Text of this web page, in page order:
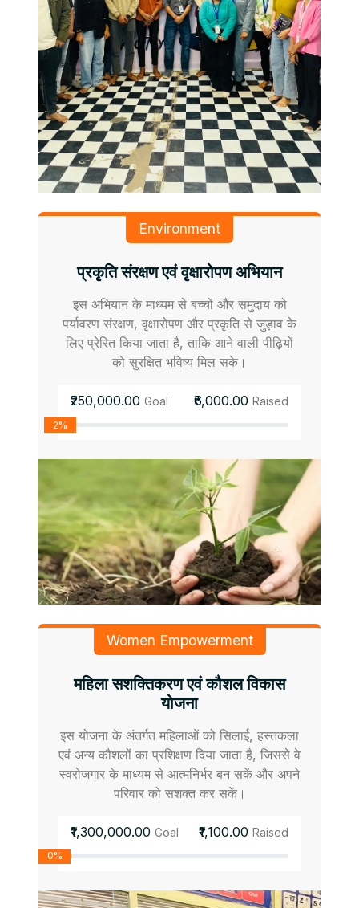
Environment
प्रकृति संरक्षण एवं वृक्षारोपण अभियान
इस अभियान के माध्यम से बच्चों और समुदाय को
पर्यावरण संरक्षण, वृक्षारोपण और प्रकृति से जुड़ाव के
लिए प्रेरित किया जाता है, ताकि आने वाली पीढ़ियों
को सुरक्षित भविष्य मिल सके।
₹250,000.00 Goal ₹6,000.00 Raised
2%
Women Empowerment
महिला सशक्तिकरण एवं कौशल विकास
योजना
इस योजना के अंतर्गत महिलाओं को सिलाई, हस्तकला
एवं अन्य कौशलों का प्रशिक्षण दिया जाता है, जिससे वे
स्वरोजगार के माध्यम से आत्मनिर्भर बन सकें और अपने
परिवार को सशक्त कर सकें।
₹1,300,000.00 Goal ₹1,100.00 Raised
0%